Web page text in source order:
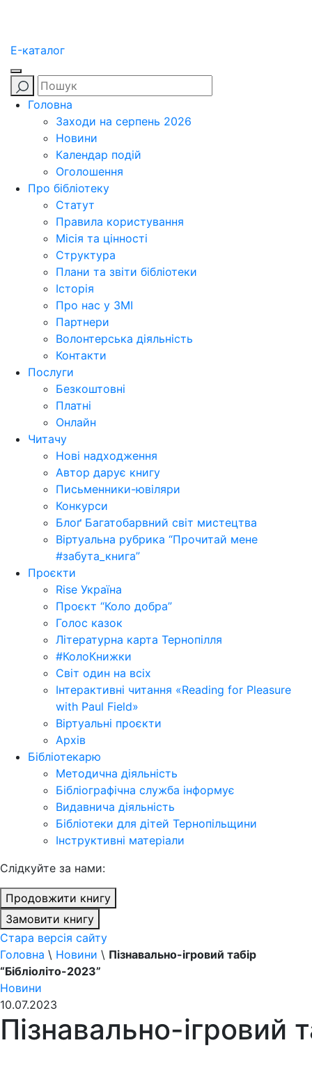
E-каталог
Головна
Заходи на серпень 2026
Новини
Календар подій
Оголошення
Про бібліотеку
Статут
Правила користування
Місія та цінності
Структура
Плани та звіти бібліотеки
Історія
Про нас у ЗМІ
Партнери
Волонтерська діяльність
Контакти
Послуги
Безкоштовні
Платні
Онлайн
Читачу
Нові надходження
Автор дарує книгу
Письменники-ювіляри
Конкурси
Блоґ Багатобарвний світ мистецтва
Віртуальна рубрика “Прочитай мене
#забута_книга”
Проєкти
Rise Україна
Проєкт “Коло добра”
Голос казок
Літературна карта Тернопілля
#КолоКнижки
Світ один на всіх
Інтерактивні читання «Reading for Pleasure
with Paul Field»
Віртуальні проєкти
Архів
Бібліотекарю
Методична діяльність
Бібліографічна служба інформує
Видавнича діяльність
Бібліотеки для дітей Тернопільщини
Інструктивні матеріали
Cлідкуйте за нами:
Продовжити книгу
Замовити книгу
Стара версія сайту
Головна \ Новини \ Пізнавально-ігровий табір
“Бібліоліто-2023”
Новини
10.07.2023
Пізнавально-ігровий